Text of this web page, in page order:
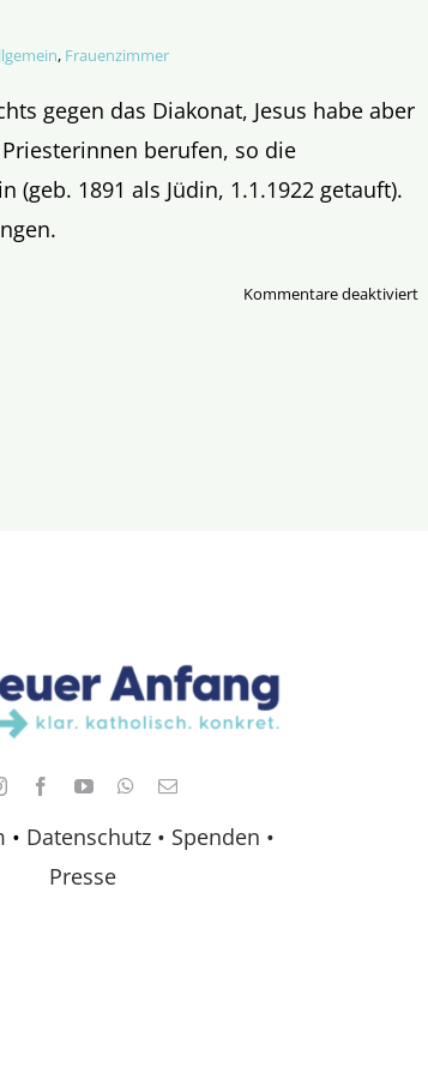
, Frauenzimmer
gegen das Diakonat, Jesus habe aber
berufen, so die
(geb. 1891 als Jüdin, 1.1.1922 getauft).
Kommentare deaktiviertfür
• Datenschutz • Spenden •
Presse